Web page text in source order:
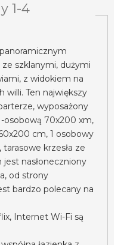
1-4
szklanymi, dużymi
z widokiem na
willi. Ten największy
wyposażony
osobową 70x200 xm,
cm, 1 osobowy
krzesła ze
nasłoneczniony
od strony
bardzo polecany na
Internet Wi-Fi są